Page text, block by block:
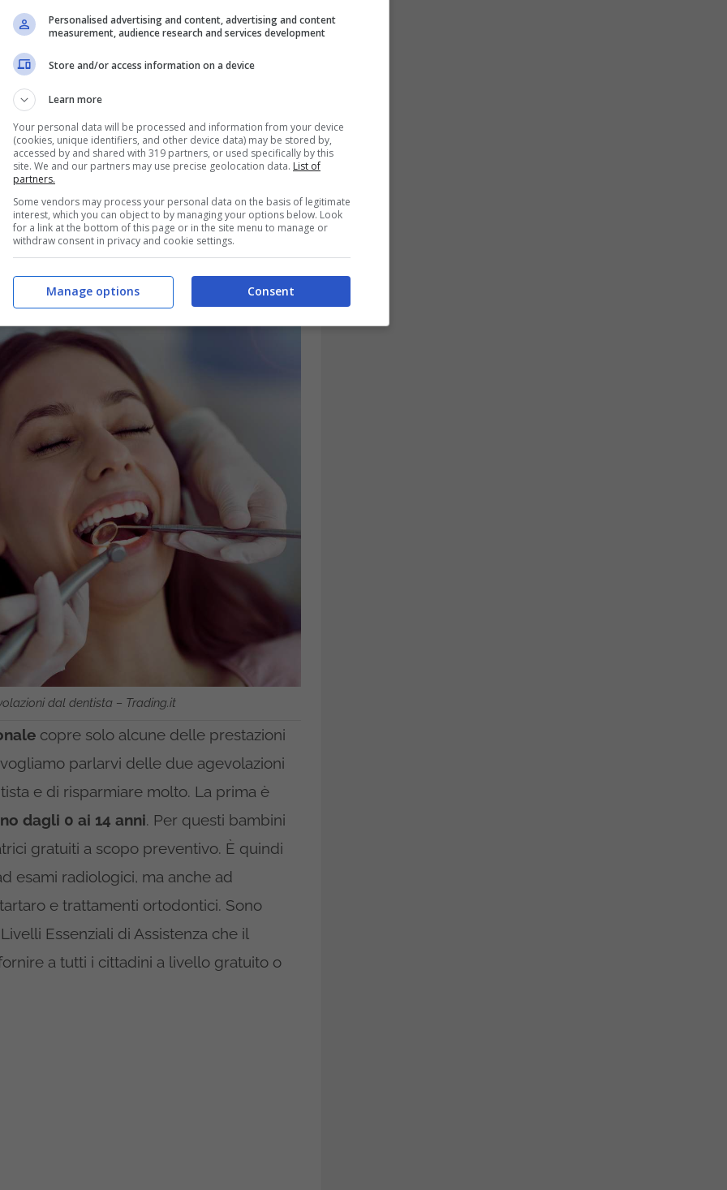
ad oggi ilbonus dentista
nel 2024, infatti, questa misura non è
in atto dal governo italiano. Se ne
Stato non ha ancora finanziato una
i cittadini che intendono effettuare delle
moltissimi cittadini non possiedono
è una delle voci di spesa che è tra le
di risparmiare.
dal dentista – Trading.it
copre solo alcune delle prestazioni
parlarvi delle due agevolazioni
e di risparmiare molto. La prima è
dagli 0 ai 14 anni. Per questi bambini
gratuiti a scopo preventivo. È quindi
esami radiologici, ma anche ad
e trattamenti ortodontici. Sono
Essenziali di Assistenza che il
a tutti i cittadini a livello gratuito o
Personalised advertising and content, advertising and content
measurement, audience research and services development
Store and/or access information on a device
Learn more
Your personal data will be processed and information from your device
(cookies, unique identifiers, and other device data) may be stored by,
accessed by and shared with 319 partners, or used specifically by this
site. We and our partners may use precise geolocation data. List of
partners.
Some vendors may process your personal data on the basis of legitimate
interest, which you can object to by managing your options below. Look
for a link at the bottom of this page or in the site menu to manage or
withdraw consent in privacy and cookie settings.
Consent
Manage options